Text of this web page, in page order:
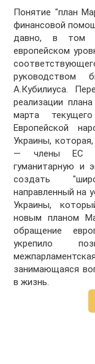
Понятие "план
финансовой
давно, в том
европейском
руководством
А.Кубилиуса.
реализации
марта
Европейской
Украины,
— члены ЕС
гуманитарную и
создать
направленный на
Украины,
новым планом
обращение
укрепило
занимающаяся
в жизнь.